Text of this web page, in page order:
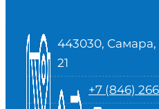
443030, Самара,
21
+7 (846)